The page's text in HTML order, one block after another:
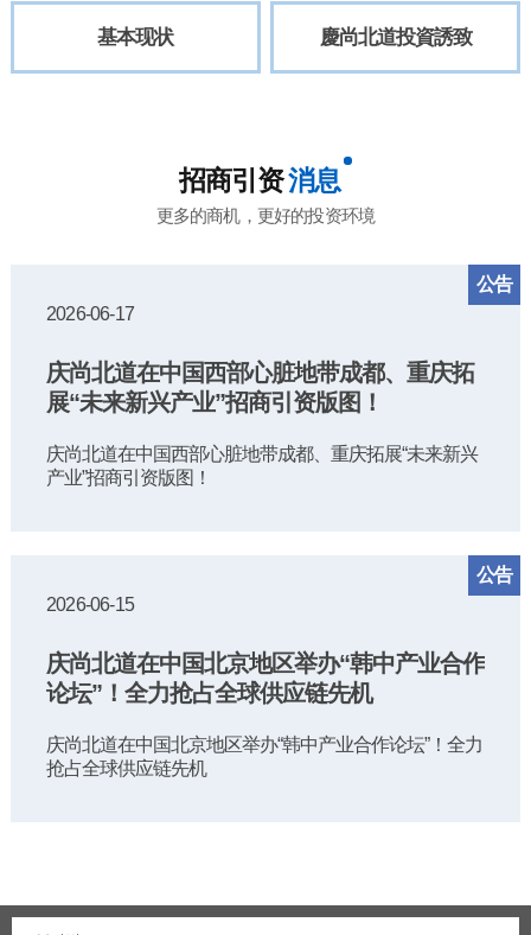
基本现状 慶尚北道投資誘致
招商引资消息
更多的商机，更好的投资环境
2026-06-17
庆尚北道在中国西部心脏地带成都、重庆拓
展“未来新兴产业”招商引资版图！
庆尚北道在中国西部心脏地带成都、重庆拓展“未来新兴
产业”招商引资版图！
公告
2026-06-15
庆尚北道在中国北京地区举办“韩中产业合作
论坛”！全力抢占全球供应链先机
庆尚北道在中国北京地区举办“韩中产业合作论坛”！全力
抢占全球供应链先机
公告